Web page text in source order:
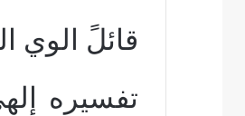
قائلً الوي
تفسيره